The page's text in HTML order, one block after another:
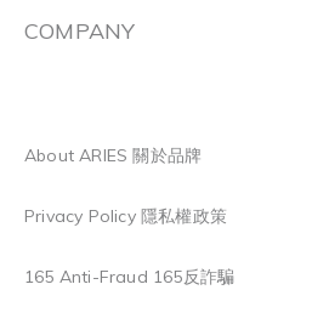
COMPANY
About ARIES 關於品牌
Privacy Policy 隱私權政策
165 Anti-Fraud 165反詐騙